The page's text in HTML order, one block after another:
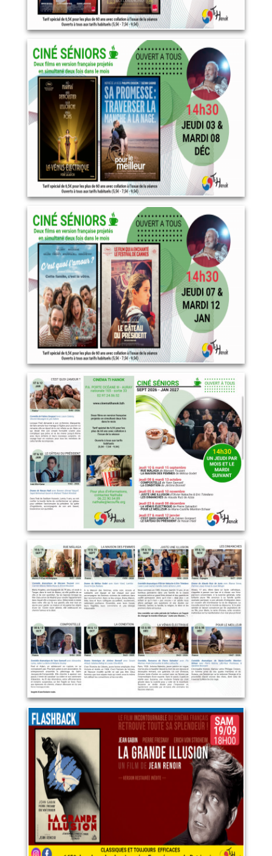
Décembre 2026
8 décembre 2026
LIRE PLUS
Janvier 2027
12 janvier 2027
LIRE PLUS
Programme complet ciné
seniors (recto)
12 janvier 2027
LIRE PLUS
Programme Ciné seniors
(verso)
12 janvier 2027
LIRE PLUS
La grande illusion
19 septembre 2026
LIRE PLUS